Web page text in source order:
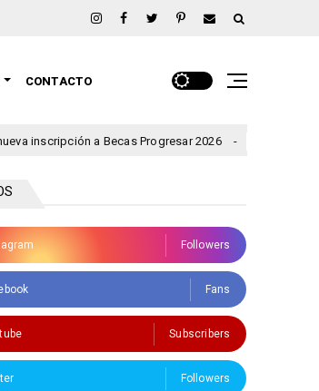
CONTACTO
a Becas Progresar 2026 clima Rigen alertas por
Followers
Fans
Subscribers
Followers